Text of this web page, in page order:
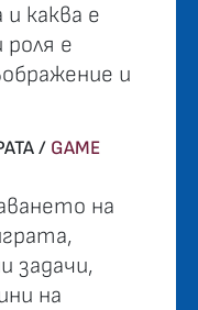
каква е
е
и
/ GAME
на
задачи,
на